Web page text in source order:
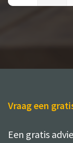
Vraag een
Een gratis